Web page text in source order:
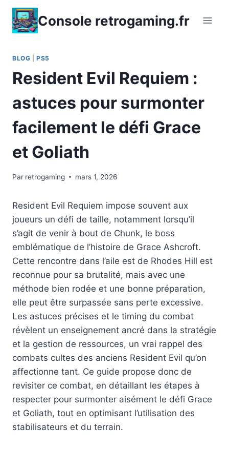
Aller
contenu
Console retrogaming.fr
BLOG |PS5
Resident Evil Requiem :
astuces pour surmonter
facilement le défi Grace
et Goliath
Par retrogaming mars 1, 2026
Resident Evil Requiem impose souvent aux
joueurs un défi de taille, notamment lorsqu’il
s’agit de venir à bout de Chunk, le boss
emblématique de l’histoire de Grace Ashcroft.
Cette rencontre dans l’aile est de Rhodes Hill est
reconnue pour sa brutalité, mais avec une
méthode bien rodée et une bonne préparation,
elle peut être surpassée sans perte excessive.
Les astuces précises et le timing du combat
révèlent un enseignement ancré dans la stratégie
et la gestion de ressources, un vrai rappel des
combats cultes des anciens Resident Evil qu’on
affectionne tant. Ce guide propose donc de
revisiter ce combat, en détaillant les étapes à
respecter pour surmonter aisément le défi Grace
et Goliath, tout en optimisant l’utilisation des
stabilisateurs et du terrain.